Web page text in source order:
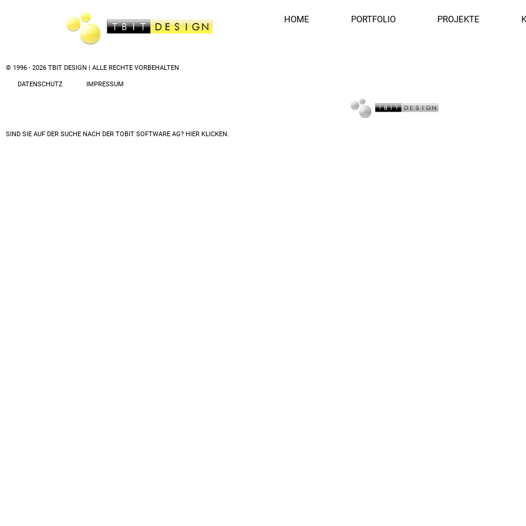
HOME PORTFOLIO PROJEKTE
© 1996 - 2026 TBIT DESIGN | ALLE RECHTE VORBEHALTEN
DATENSCHUTZ IMPRESSUM
SIND SIE AUF DER SUCHE NACH DER TOBIT SOFTWARE AG? HIER KLICKEN.